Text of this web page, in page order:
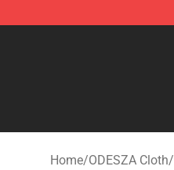
Home/ODESZA Cloth/